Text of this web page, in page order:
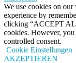
We use cookies on
experience by
clicking “ACCEPT
cookies. However,
controlled consent.
Cookie Einstellungen
AKZEPTIEREN